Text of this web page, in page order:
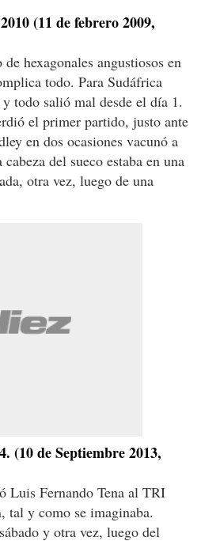
(11 de febrero 2009,
hexagonales angustiosos en
todo. Para Sudáfrica
todo salió mal desde el día 1.
el primer partido, justo ante
en dos ocasiones vacunó a
del sueco estaba en una
otra vez, luego de una
(10 de Septiembre 2013,
Luis Fernando Tena al TRI
tal y como se imaginaba.
y otra vez, luego del